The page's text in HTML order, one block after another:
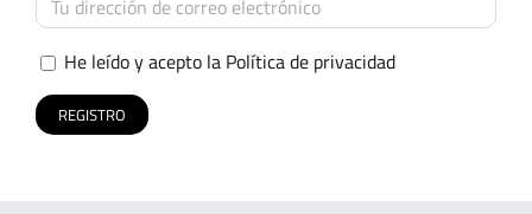
He leído y acepto la Política de privacidad